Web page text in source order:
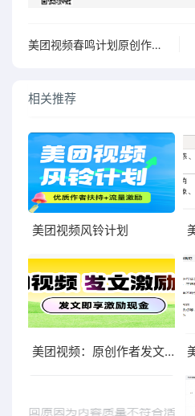
美团视频春鸣计划原创作者招募计划
相关推荐
美团视频风铃计划
美团视频：原创作者发文激励活动